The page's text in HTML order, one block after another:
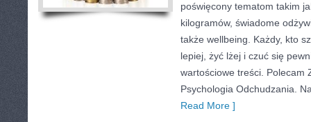
poświęcony tematom takim
kilogramów, świadome
także wellbeing. Każdy, kto
lepiej, żyć lżej i czuć się
wartościowe treści. Polecam
Psychologia Odchudzania.
Read More ]